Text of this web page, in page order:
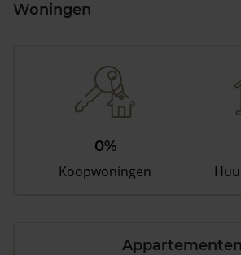
Woningen
0%
Koopwoningen
Appartementen